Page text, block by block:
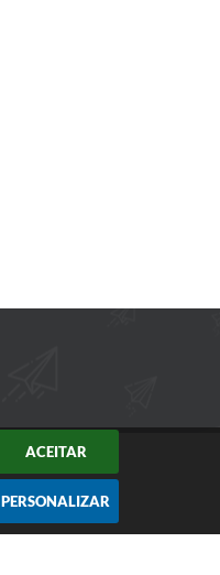
ACEITAR
PERSONALIZAR